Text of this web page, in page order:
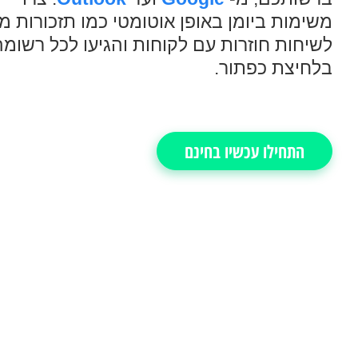
משימות ביומן באופן אוטומטי כמו תזכורות
לשיחות חוזרות עם לקוחות והגיעו לכל
בלחיצת כפתור.
התחילו עכשיו בחינם